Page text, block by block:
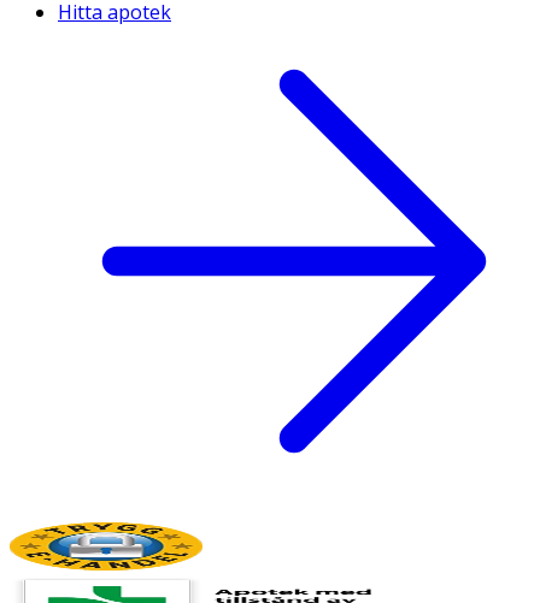
Hitta apotek